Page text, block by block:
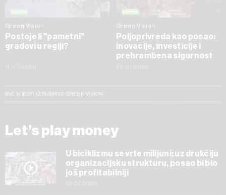
Green Vision
Postoje li "pametni"
gradovi u regiji?
Green Vision
Poljoprivreda kao posao:
inovacije, investicije i
prehrambena sigurnost
SVE VIJESTI IZ RUBRIKE GREEN VISION
Let’s play money
U biciklizmu se vrte milijuni; uz drukčiju
organizacijsku strukturu, posao bi bio
još profitabilniji